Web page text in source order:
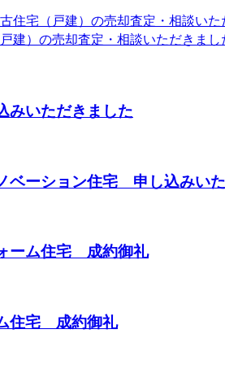
住宅（戸建）の売却査定・相談いた
建）の売却査定・相談いただきまし
いただきました
ーション住宅 申し込みい
ーム住宅 成約御礼
住宅 成約御礼